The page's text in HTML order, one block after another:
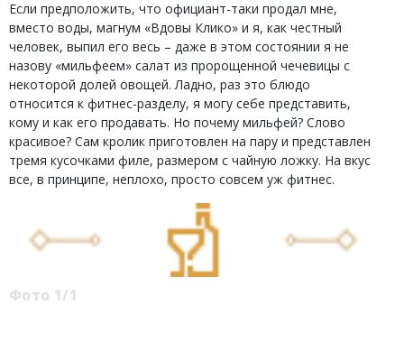
Если предположить, что официант-таки продал мне,
вместо воды, магнум «Вдовы Клико» и я, как честный
человек, выпил его весь – даже в этом состоянии я не
назову «мильфеем» салат из пророщенной чечевицы с
некоторой долей овощей. Ладно, раз это блюдо
относится к фитнес-разделу, я могу себе представить,
кому и как его продавать. Но почему мильфей? Слово
красивое? Сам кролик приготовлен на пару и представлен
тремя кусочками филе, размером с чайную ложку. На вкус
все, в принципе, неплохо, просто совсем уж фитнес.
Фото 1/1